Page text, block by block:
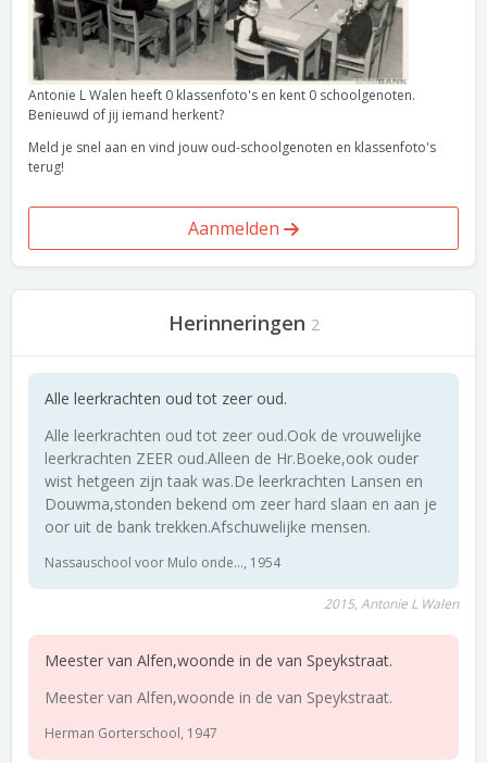
Antonie L Walen heeft 0 klassenfoto's en kent 0 schoolgenoten.
Benieuwd of jij iemand herkent?
Meld je snel aan en vind jouw oud-schoolgenoten en klassenfoto's
terug!
Aanmelden
Herinneringen 2
Alle leerkrachten oud tot zeer oud.
Alle leerkrachten oud tot zeer oud.Ook de vrouwelijke
leerkrachten ZEER oud.Alleen de Hr.Boeke,ook ouder
wist hetgeen zijn taak was.De leerkrachten Lansen en
Douwma,stonden bekend om zeer hard slaan en aan je
oor uit de bank trekken.Afschuwelijke mensen.
Nassauschool voor Mulo onde..., 1954
2015, Antonie L Walen
Meester van Alfen,woonde in de van Speykstraat.
Meester van Alfen,woonde in de van Speykstraat.
Herman Gorterschool, 1947